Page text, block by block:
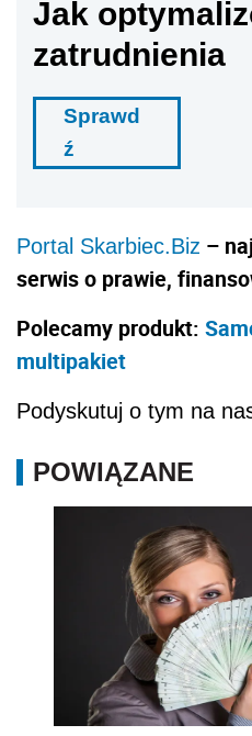
Jak
zatrudnienia
Sprawd
ź
Portal Skarbiec.Biz –
serwis o prawie,
Polecamy produkt:
multipakiet
Podyskutuj o tym na
POWIĄZANE